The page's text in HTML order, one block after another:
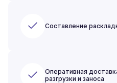
Составление
Оперативная
разгрузки и заноса